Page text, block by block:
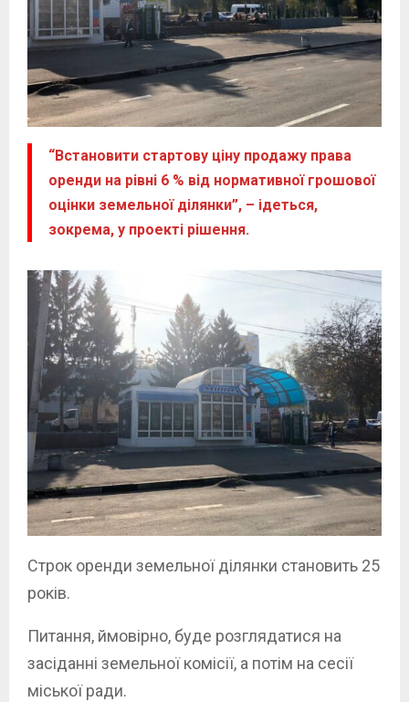
“Встановити стартову ціну продажу права
оренди на рівні 6 % від нормативної грошової
оцінки земельної ділянки”, – ідеться,
зокрема, у проекті рішення.
Строк оренди земельної ділянки становить 25
років.
Питання, ймовірно, буде розглядатися на
засіданні земельної комісії, а потім на сесії
міської ради.